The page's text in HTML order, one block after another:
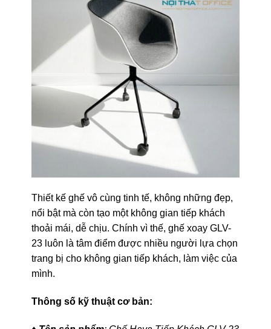
Thiết kế ghế vô cùng tinh tế, không những đẹp,
nổi bật mà còn tạo một không gian tiếp khách
thoải mái, dễ chịu. Chính vì thế, ghế xoay GLV-
23 luôn là tâm điểm được nhiều người lựa chọn
trang bị cho không gian tiếp khách, làm việc của
mình.
Thông số kỹ thuật cơ bản: